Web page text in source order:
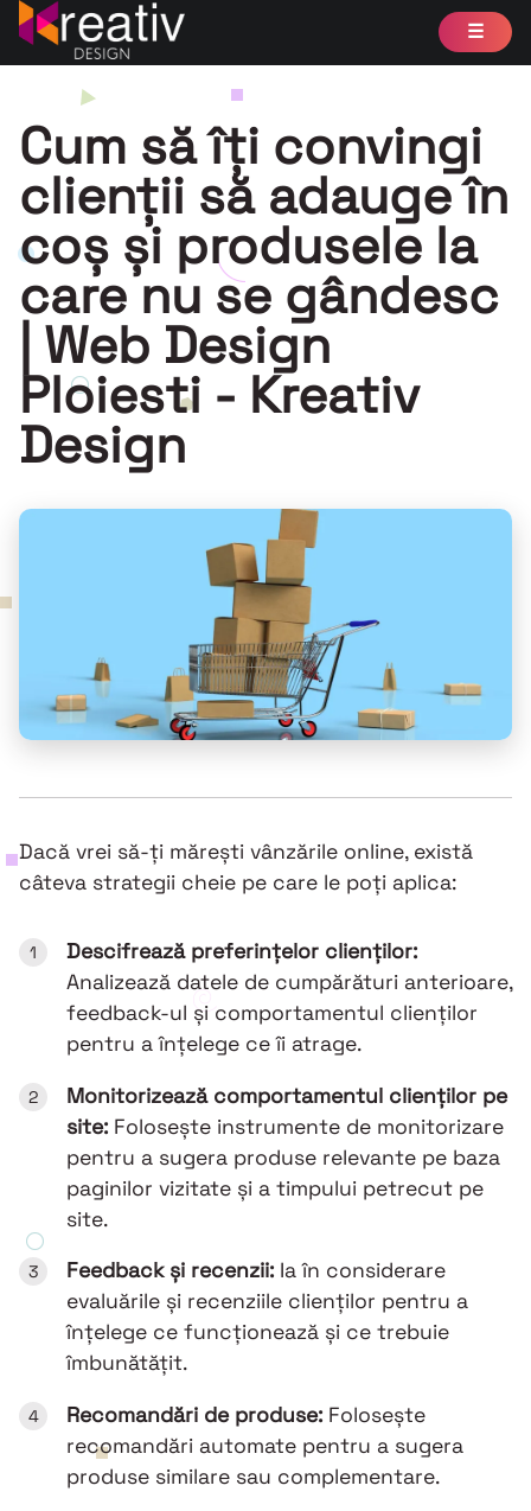
☰
Cum să îți convingi
clienții să adauge în
coș și produsele la
care nu se gândesc
| Web Design
Ploiesti - Kreativ
Design
Dacă vrei să-ți mărești vânzările online, există
câteva strategii cheie pe care le poți aplica:
Descifrează preferințelor clienților:
Analizează datele de cumpărături anterioare,
feedback-ul și comportamentul clienților
pentru a înțelege ce îi atrage.
Monitorizează comportamentul clienților pe
site: Folosește instrumente de monitorizare
pentru a sugera produse relevante pe baza
paginilor vizitate și a timpului petrecut pe
site.
Feedback și recenzii: Ia în considerare
evaluările și recenziile clienților pentru a
înțelege ce funcționează și ce trebuie
îmbunătățit.
Recomandări de produse: Folosește
recomandări automate pentru a sugera
produse similare sau complementare.